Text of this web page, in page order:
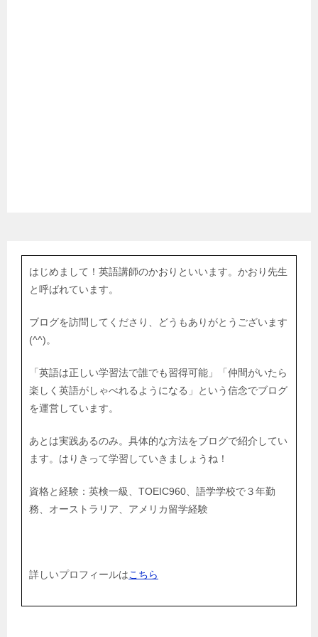
はじめまして！英語講師のかおりといいます。かおり先生
と呼ばれています。
ブログを訪問してくださり、どうもありがとうございます
(^^)。
「英語は正しい学習法で誰でも習得可能」「仲間がいたら
楽しく英語がしゃべれるようになる」という信念でブログ
を運営しています。
あとは実践あるのみ。具体的な方法をブログで紹介してい
ます。はりきって学習していきましょうね！
資格と経験：英検一級、TOEIC960、語学学校で３年勤
務、オーストラリア、アメリカ留学経験
詳しいプロフィールはこちら